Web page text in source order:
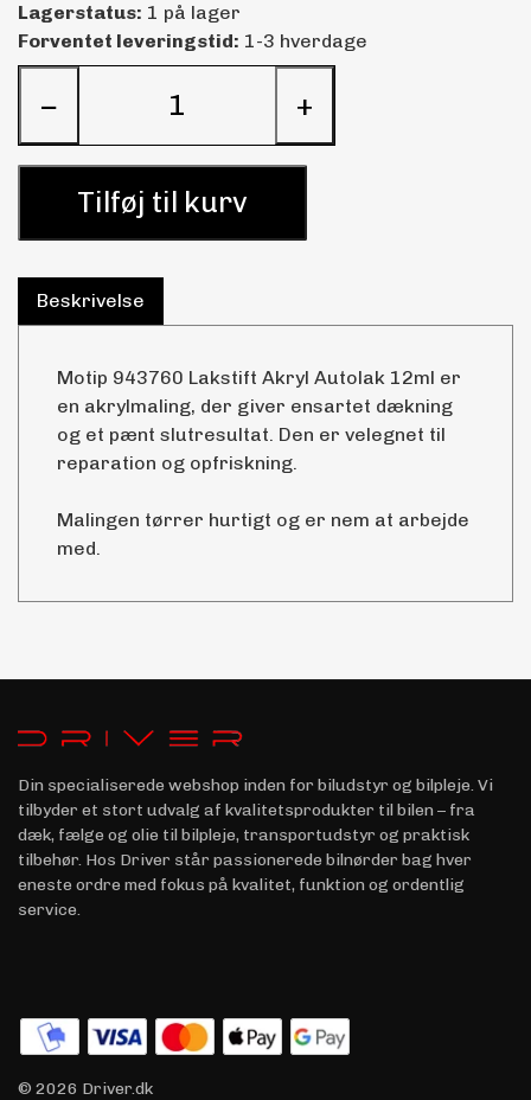
Lagerstatus: 1 på lager
Forventet leveringstid: 1-3 hverdage
− +
Tilføj til kurv
Beskrivelse
Motip 943760 Lakstift Akryl Autolak 12ml er
en akrylmaling, der giver ensartet dækning
og et pænt slutresultat. Den er velegnet til
reparation og opfriskning.
Malingen tørrer hurtigt og er nem at arbejde
med.
Din specialiserede webshop inden for biludstyr og bilpleje. Vi
tilbyder et stort udvalg af kvalitetsprodukter til bilen – fra
dæk, fælge og olie til bilpleje, transportudstyr og praktisk
tilbehør. Hos Driver står passionerede bilnørder bag hver
eneste ordre med fokus på kvalitet, funktion og ordentlig
service.
© 2026 Driver.dk